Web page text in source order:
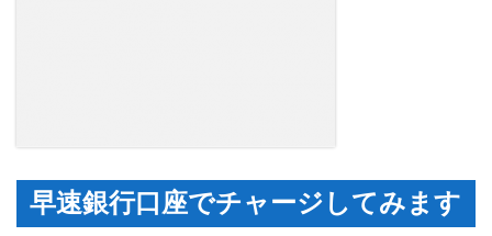
早速銀行口座でチャージしてみます